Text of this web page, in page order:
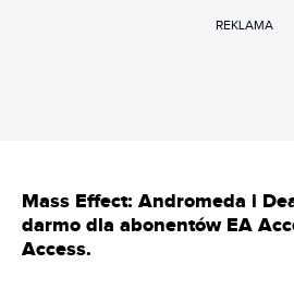
REKLAMA
Mass Effect: Andromeda i
darmo dla abonentów EA
Access.